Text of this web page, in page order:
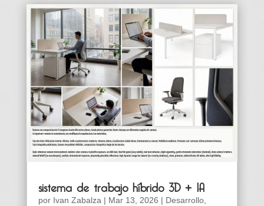
sistema de trabajo híbrido 3D + IA
por Ivan Zabalza| Mar 13, 2026 | Desarrollo,